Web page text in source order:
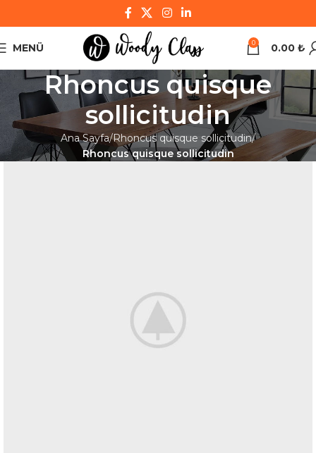
MENÜ 0 0.00 ₺
Rhoncus quisque
sollicitudin
Ana Sayfa Rhoncus quisque sollicitudin
Rhoncus quisque sollicitudin